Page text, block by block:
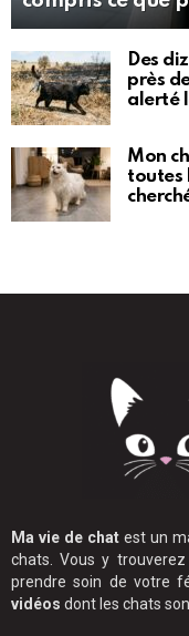
Des
près
alerté
Mon
toutes
Ma vie de chat est un
chats. Vous y
prendre soin de votre
vidéos dont les chats